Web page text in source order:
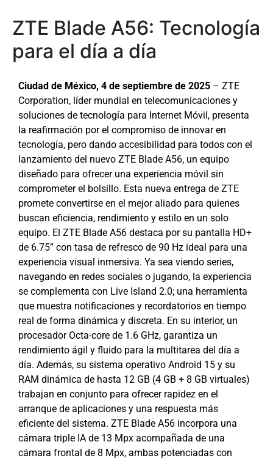
ZTE Blade A56: Tecnología
para el día a día
Ciudad de México, 4 de septiembre de 2025 – ZTE
Corporation, líder mundial en telecomunicaciones y
soluciones de tecnología para Internet Móvil, presenta
la reafirmación por el compromiso de innovar en
tecnología, pero dando accesibilidad para todos con el
lanzamiento del nuevo ZTE Blade A56, un equipo
diseñado para ofrecer una experiencia móvil sin
comprometer el bolsillo. Esta nueva entrega de ZTE
promete convertirse en el mejor aliado para quienes
buscan eficiencia, rendimiento y estilo en un solo
equipo. El ZTE Blade A56 destaca por su pantalla HD+
de 6.75” con tasa de refresco de 90 Hz ideal para una
experiencia visual inmersiva. Ya sea viendo series,
navegando en redes sociales o jugando, la experiencia
se complementa con Live Island 2.0; una herramienta
que muestra notificaciones y recordatorios en tiempo
real de forma dinámica y discreta. En su interior, un
procesador Octa-core de 1.6 GHz, garantiza un
rendimiento ágil y fluido para la multitarea del día a
día. Además, su sistema operativo Android 15 y su
RAM dinámica de hasta 12 GB (4 GB + 8 GB virtuales)
trabajan en conjunto para ofrecer rapidez en el
arranque de aplicaciones y una respuesta más
eficiente del sistema. ZTE Blade A56 incorpora una
cámara triple IA de 13 Mpx acompañada de una
cámara frontal de 8 Mpx, ambas potenciadas con